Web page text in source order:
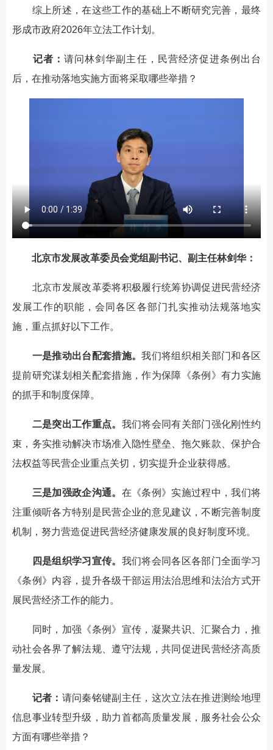
综上所述，在这些工作的基础上不断研究完善，最终
形成市政府2026年立法工作计划。
记者：请问林剑华副主任，民营经济促进条例出台
后，在推动落地实施方面将采取哪些举措？
北京市发展改革委员会党组副书记、副主任林剑华：
北京市发展改革委将积极履行统筹协调促进民营经济
发展工作的职能，会同各区各部门扎实推动法规落地实
施，重点抓好以下工作。
一是推动出台配套措施。我们将组织相关部门和各区
提前研究谋划相关配套措施，作为保障《条例》有力实施
的抓手和制度保障。
二是突出工作重点。 我们将会同有关部门强化刚性约
束，务实推动解决市场准入隐性壁垒、拖欠账款、保护合
法权益等民营企业重点关切，切实提升企业获得感。
三是加强政企沟通。 在《条例》实施过程中，我们将
注重倾听各方特别是民营企业的意见建议，不断完善制度
机制，努力营造促进民营经济健康发展的良好制度环境。
四是组织学习宣传。 我们将会同各区各部门全面学习
《条例》内容，提升各级干部运用法治思维和法治方式开
展民营经济工作的能力。
同时，加强《条例》宣传，凝聚共识、汇聚合力，推
动社会各界了解法规、遵守法规，共同促进民营经济高质
量发展。
记者： 请问秦铭键副主任，这次立法在推进测绘地理
信息事业转型升级，助力首都高质量发展，服务社会公众
方面有哪些举措？